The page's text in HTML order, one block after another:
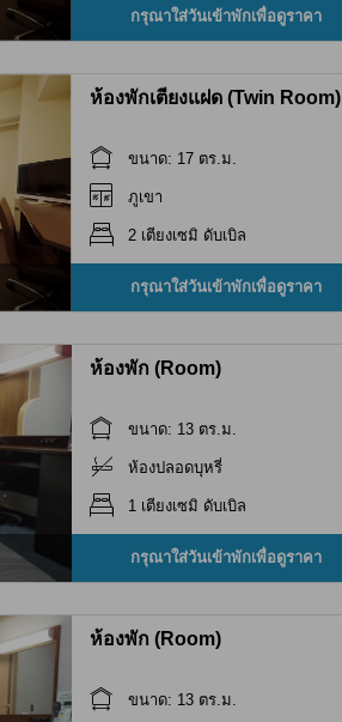
กรุณาใส่วันเข้าพักเพื่อดูราคา
ห้องพักเตียงแฝด (Twin Room)
ขนาด: 17 ตร.ม.
ภูเขา
2 เตียงเซมิ ดับเบิล
กรุณาใส่วันเข้าพักเพื่อดูราคา
ห้องพัก (Room)
ขนาด: 13 ตร.ม.
ห้องปลอดบุหรี่
1 เตียงเซมิ ดับเบิล
กรุณาใส่วันเข้าพักเพื่อดูราคา
ห้องพัก (Room)
ขนาด: 13 ตร.ม.